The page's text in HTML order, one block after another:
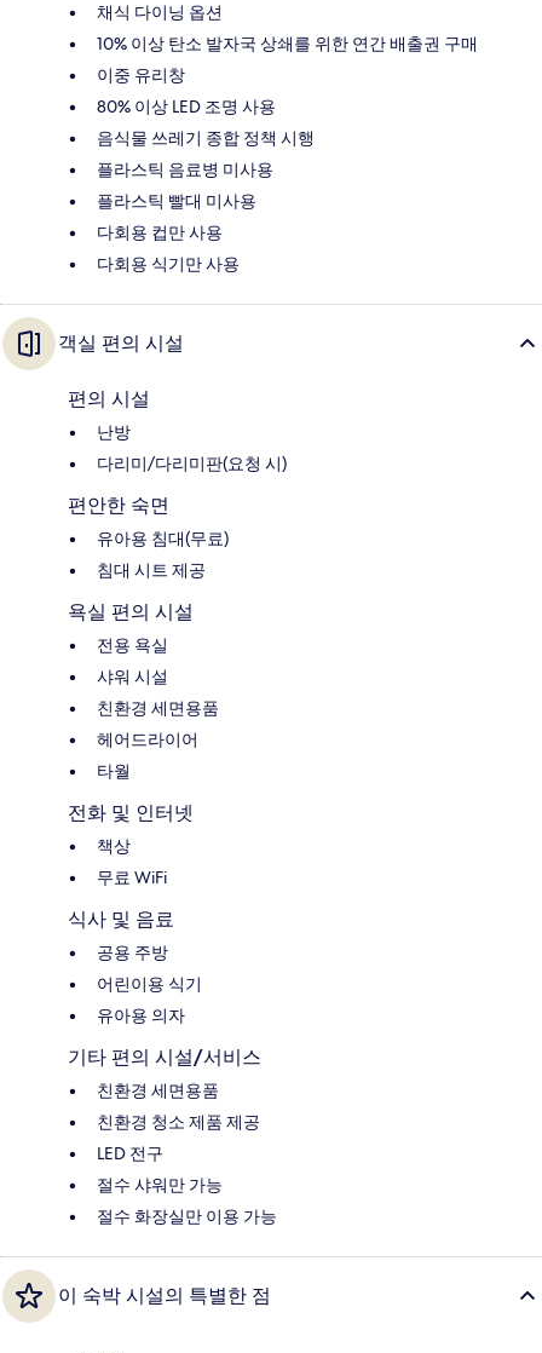
채식 다이닝 옵션
10% 이상 탄소 발자국 상쇄를 위한 연간 배출권 구매
이중 유리창
80% 이상 LED 조명 사용
음식물 쓰레기 종합 정책 시행
플라스틱 음료병 미사용
플라스틱 빨대 미사용
다회용 컵만 사용
다회용 식기만 사용
객실 편의 시설
편의 시설
난방
다리미/다리미판(요청 시)
편안한 숙면
유아용 침대(무료)
침대 시트 제공
욕실 편의 시설
전용 욕실
샤워 시설
친환경 세면용품
헤어드라이어
타월
전화 및 인터넷
책상
무료 WiFi
식사 및 음료
공용 주방
어린이용 식기
유아용 의자
기타 편의 시설/서비스
친환경 세면용품
친환경 청소 제품 제공
LED 전구
절수 샤워만 가능
절수 화장실만 이용 가능
이 숙박 시설의 특별한 점